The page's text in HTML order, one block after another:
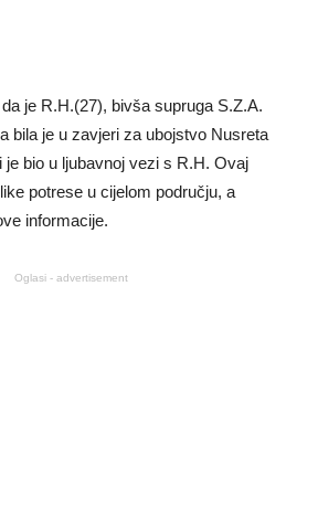
je R.H.(27), bivša supruga S.Z.A.
bila je u zavjeri za ubojstvo Nusreta
je bio u ljubavnoj vezi s R.H. Ovaj
potrese u cijelom području, a
informacije.
Oglasi - advertisement